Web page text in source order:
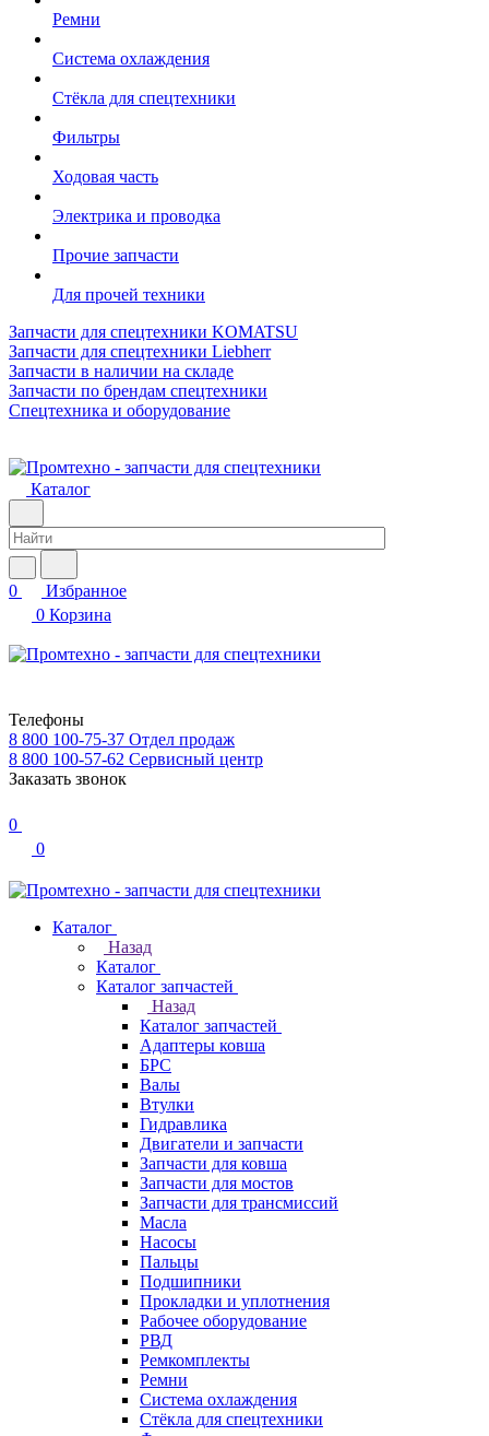
Ремни
Система охлаждения
Стёкла для спецтехники
Фильтры
Ходовая часть
Электрика и проводка
Прочие запчасти
Для прочей техники
Запчасти для спецтехники KOMATSU
Запчасти для спецтехники Liebherr
Запчасти в наличии на складе
Запчасти по брендам спецтехники
Спецтехника и оборудование
Каталог
0
Избранное
0 Корзина
Телефоны
8 800 100-75-37 Отдел продаж
8 800 100-57-62 Сервисный центр
Заказать звонок
0
0
Каталог
Назад
Каталог
Каталог запчастей
Назад
Каталог запчастей
Адаптеры ковша
БРС
Валы
Втулки
Гидравлика
Двигатели и запчасти
Запчасти для ковша
Запчасти для мостов
Запчасти для трансмиссий
Масла
Насосы
Пальцы
Подшипники
Прокладки и уплотнения
Рабочее оборудование
РВД
Ремкомплекты
Ремни
Система охлаждения
Стёкла для спецтехники